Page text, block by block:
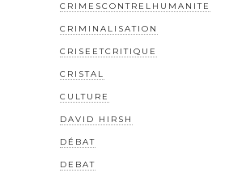
CRIMESCONTRELHUMANITE
CRIMINALISATION
CRISEETCRITIQUE
CRISTAL
CULTURE
DAVID HIRSH
DÉBAT
DEBAT